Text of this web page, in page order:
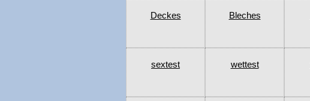
Deckes Bleches
sextest wettest